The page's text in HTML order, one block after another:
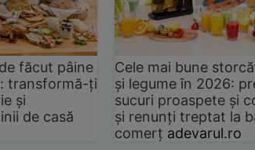
făcut pâine
transformă-ți
și
de casă
Cele mai bune
și legume în 2026:
sucuri proaspete și
și renunți treptat la
comerț adevarul.ro